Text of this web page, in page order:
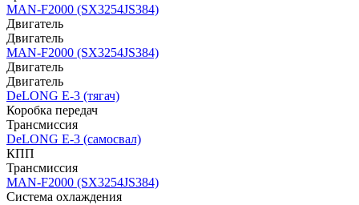
MAN-F2000 (SX3254JS384)
Двигатель
Двигатель
MAN-F2000 (SX3254JS384)
Двигатель
Двигатель
DeLONG Е-3 (тягач)
Коробка передач
Трансмиссия
DeLONG Е-3 (самосвал)
КПП
Трансмиссия
MAN-F2000 (SX3254JS384)
Система охлаждения